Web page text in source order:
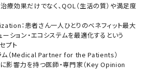
療効果だけでなく、QOL（生活の質）や満足度
：患者さん一人ひとりのベネフィット最大
ーション・エコシステムを最適化するという
プト
（Medical Partner for the Patients）
影響力を持つ医師・専門家（Key Opinion